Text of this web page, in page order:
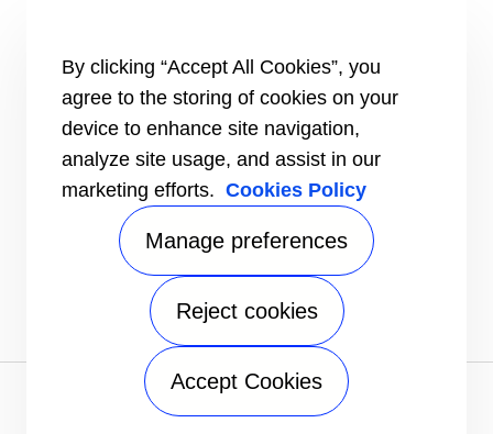
Fornitori
Investitori
CARRIER
Carrier in Europa
Valori fondamentali
Certificazioni
Speak Up
Informativa sulla privacy|Condizioni d'uso
vendita|Mappa del sito
By clicking “Accept All Cookies”, you
agree to the storing of cookies on your
device to enhance site navigation,
analyze site usage, and assist in our
marketing efforts. Cookies Policy
Manage preferences
Reject cookies
Accept Cookies